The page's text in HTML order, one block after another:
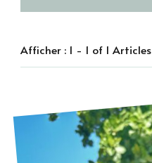
Afficher : 1 - 1 of 1 Articles